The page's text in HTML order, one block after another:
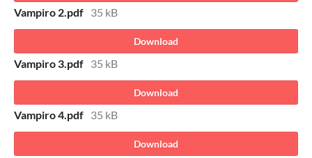
Vampiro 2.pdf 35 kB
Download
Vampiro 3.pdf 35 kB
Download
Vampiro 4.pdf 35 kB
Download